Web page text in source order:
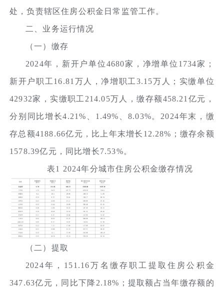
处，负责辖区住房公积金日常监管工作。
二、业务运行情况
（一）缴存
2024年，新开户单位4680家，净增单位1734家；
新开户职工16.81万人，净增职工3.15万人；实缴单位
42932家，实缴职工214.05万人，缴存额458.21亿元，
分别同比增长4.21%、1.49%、8.03%。2024年末，缴
存总额4188.66亿元，比上年末增长12.28%；缴存余额
1578.39亿元，同比增长7.53%。
表1 2024年分城市住房公积金缴存情况
（二）提取
2024年，151.16万名缴存职工提取住房公积金
347.63亿元，同比下降2.18%；提取额占当年缴存额的